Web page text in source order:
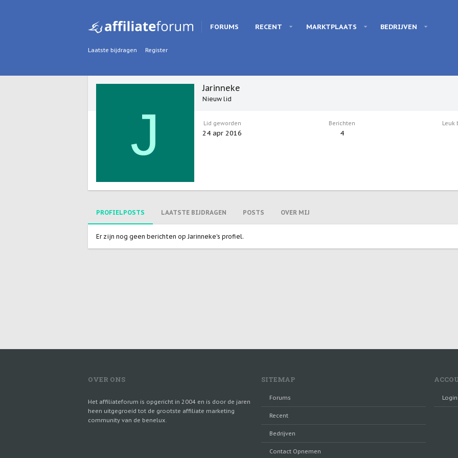
FORUMS RECENT MARKTPLAATS BEDRIJVEN
Laatste bijdragen Register
J
Jarinneke
Nieuw lid
Lid geworden
24 apr 2016
Berichten
4
Leuk
PROFIELPOSTS LAATSTE BIJDRAGEN POSTS OVER MIJ
Er zijn nog geen berichten op Jarinneke's profiel.
OVER ONS
Het affiliateforum is opgericht in 2004 en is door de jaren
heen uitgegroeid tot de grootste affiliate marketing
community van de benelux.
SITEMAP
Forums
Recent
Bedrijven
Contact Opnemen
Login